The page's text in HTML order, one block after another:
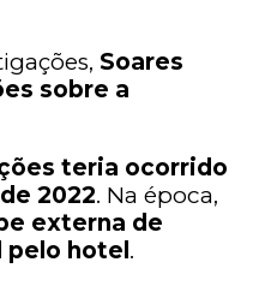
Soares
sobre a
teria ocorrido
2022. Na época,
externa de
pelo hotel .